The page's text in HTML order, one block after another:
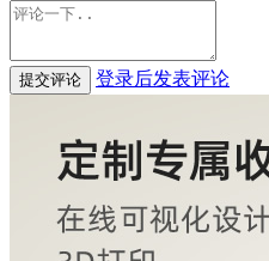
提交评论 登录后发表评论